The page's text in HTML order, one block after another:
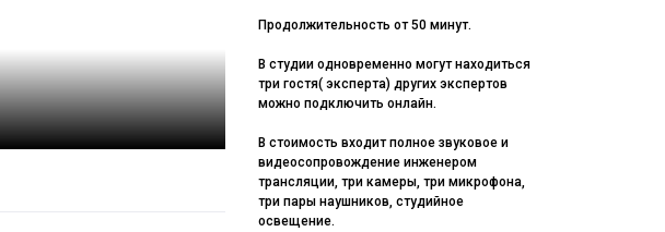
Продолжительность от 50 минут.
В студии одновременно могут находиться
три гостя( эксперта) других экспертов
можно подключить онлайн.
В стоимость входит полное звуковое и
видеосопровождение инженером
трансляции, три камеры, три микрофона,
три пары наушников, студийное
освещение.